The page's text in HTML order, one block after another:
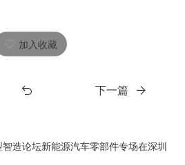
加入收藏
下一篇
造论坛新能源汽车零部件专场在深圳